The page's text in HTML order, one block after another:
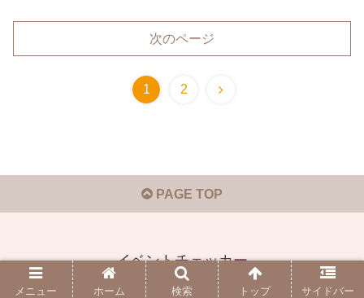
次のページ
1 2
PAGE TOP
イベントチェッカー
© 2019-2026 イベントチェッカー.
メニュー ホーム 検索 トップ サイドバー